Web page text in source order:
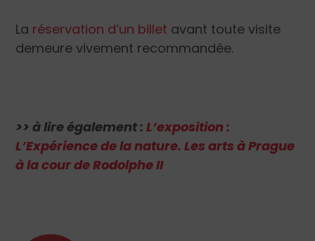
La réservation d’un billet avant toute visite
demeure vivement recommandée.
>> à lire également :L’exposition :
L’Expérience de la nature. Les arts à Prague
à la cour de Rodolphe II